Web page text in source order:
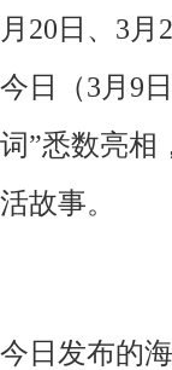
月20日、3
今日（3月9
词”悉数亮相
活故事。
今日发布的